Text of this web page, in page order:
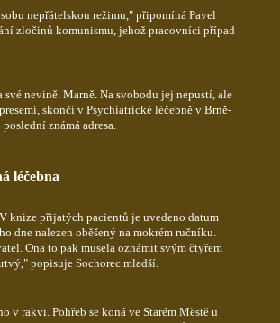
nepřátelskou režimu," připomíná Pavel
zločinů komunismu, jehož pracovníci případ
své nevině. Marně. Na svobodu jej nepustí, ale
skončí v Psychiatrické léčebně v Brně-
známá adresa.
léčebna
knize přijatých pacientů je uvedeno datum
dne nalezen oběšený na mokrém ručníku.
Ona to pak musela oznámit svým čtyřem
popisuje Sochorec mladší.
v rakvi. Pohřeb se koná ve Starém Městě u